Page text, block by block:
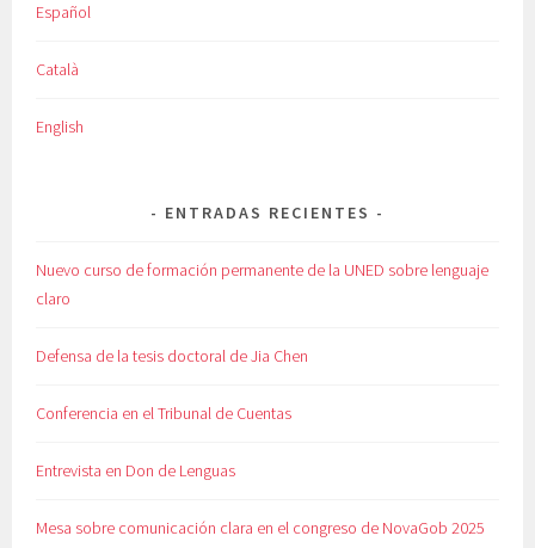
Español
Català
English
ENTRADAS RECIENTES
Nuevo curso de formación permanente de la UNED sobre lenguaje
claro
Defensa de la tesis doctoral de Jia Chen
Conferencia en el Tribunal de Cuentas
Entrevista en Don de Lenguas
Mesa sobre comunicación clara en el congreso de NovaGob 2025